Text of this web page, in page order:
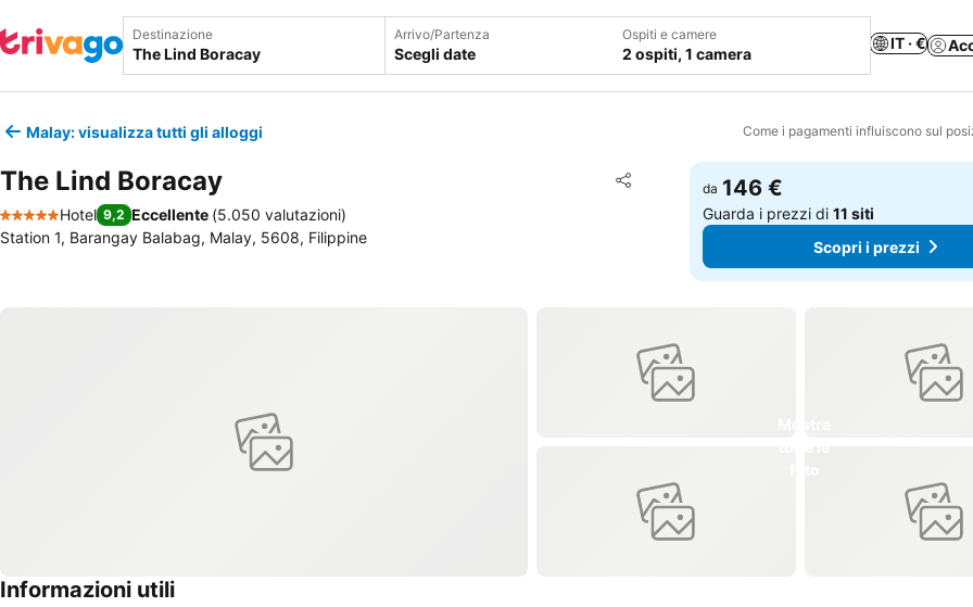
Destinazione Arrivo/Partenza
Scegli date
Ospiti e camere
2 ospiti, 1 camera
IT · €
Malay: visualizza tutti gli alloggi Come i pagamenti influiscono sul
The Lind Boracay Condividi
Aggiungi ai preferiti
5 Stelle
Hotel 9,2 Eccellente (5.050 valutazioni)
Station 1, Barangay Balabag, Malay, 5608, Filippine
da 146 €
Guarda i prezzi di11 siti
Scopri i prezzi
Informazioni utili